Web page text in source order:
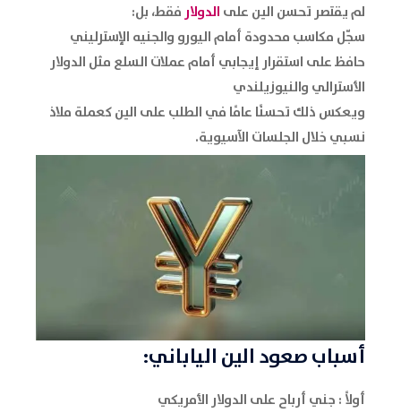
لم يقتصر تحسن الين على الدولارفقط، بل:
سجّل مكاسب محدودة أمام اليورو والجنيه الإسترليني
حافظ على استقرار إيجابي أمام عملات السلع مثل الدولار
الأسترالي والنيوزيلندي
ويعكس ذلك تحسنًا عامًا في الطلب على الين كعملة ملاذ
نسبي خلال الجلسات الآسيوية.
أسباب صعود الين الياباني:
أولاً : جني أرباح على الدولار الأمريكي